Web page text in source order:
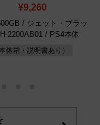
¥9,260
/ ジェット・ブラッ
2200AB01 / PS4本体
体箱・説明書あり）